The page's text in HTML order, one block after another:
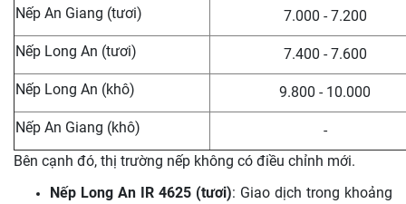
Nếp An Giang (tươi) 7.000 - 7.200
Nếp Long An (tươi) 7.400 - 7.600
Nếp Long An (khô) 9.800 - 10.000
Nếp An Giang (khô)
-
Bên cạnh đó, thị trường nếp không có điều chỉnh mới.
Nếp Long An IR 4625 (tươi): Giao dịch trong khoảng